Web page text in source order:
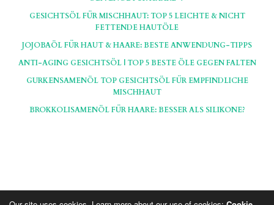
GESICHTSÖL FÜR MISCHHAUT: TOP 5 LEICHTE & NICHT
FETTENDE HAUTÖLE
JOJOBAÖL FÜR HAUT & HAARE: BESTE ANWENDUNG-TIPPS
ANTI-AGING GESICHTSÖL | TOP 5 BESTE ÖLE GEGEN FALTEN
GURKENSAMENÖL TOP GESICHTSÖL FÜR EMPFINDLICHE
MISCHHAUT
BROKKOLISAMENÖL FÜR HAARE: BESSER ALS SILIKONE?